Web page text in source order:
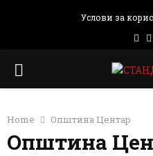
Услови за
PRIMARY
Home Општина Центар
Општина